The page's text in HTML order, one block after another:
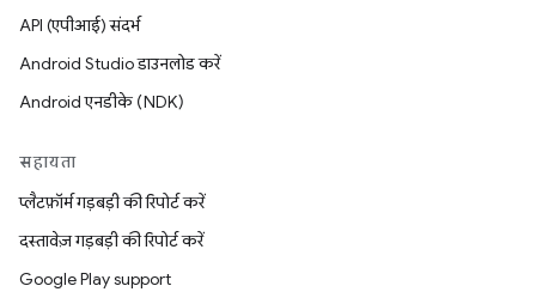
API (एपीआई) संदर्भ
Android Studio डाउनलोड करें
Android एनडीके (NDK)
सहायता
प्लैटफ़ॉर्म गड़बड़ी की रिपोर्ट करें
दस्तावेज़ गड़बड़ी की रिपोर्ट करें
Google Play support